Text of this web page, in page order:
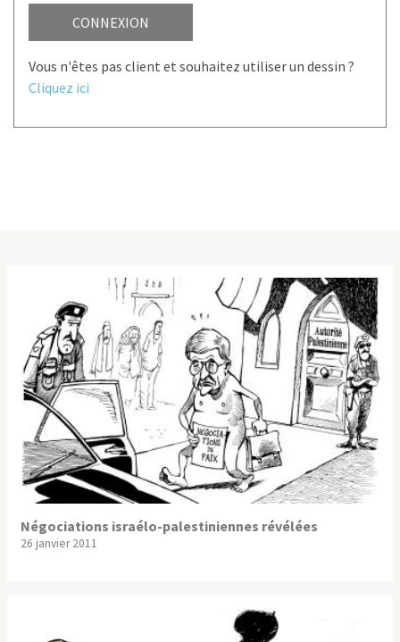
CONNEXION
Vous n'êtes pas client et souhaitez utiliser un dessin ?
Cliquez ici
Négociations israélo-palestiniennes révélées
26 janvier 2011